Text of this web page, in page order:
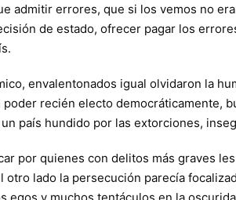
admitir errores, que si los vemos no
de estado, ofrecer pagar los
envalentonados igual olvidaron la
poder recién electo democráticamente,
país hundido por las extorciones,
por quienes con delitos más graves
lado la persecución parecía